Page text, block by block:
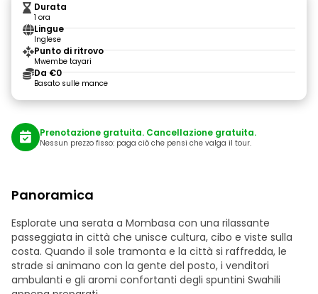
Durata
1 ora
Lingue
Inglese
Punto di ritrovo
Mwembe tayari
Da €0
Basato sulle mance
Prenotazione gratuita. Cancellazione gratuita.
Nessun prezzo fisso: paga ciò che pensi che valga il tour.
Panoramica
Esplorate una serata a Mombasa con una rilassante
passeggiata in città che unisce cultura, cibo e viste sulla
costa. Quando il sole tramonta e la città si raffredda, le
strade si animano con la gente del posto, i venditori
ambulanti e gli aromi confortanti degli spuntini Swahili